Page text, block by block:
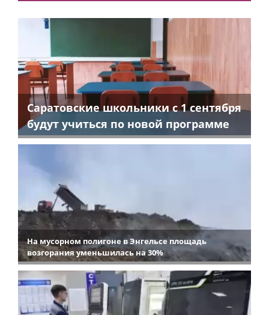
Саратовские школьники с 1 сентября
будут учиться по новой программе
На мусорном полигоне в Энгельсе площадь
возгорания уменьшилась на 30%